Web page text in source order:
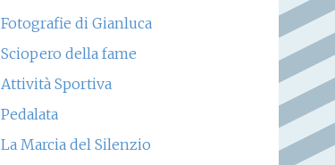
Fotografie di Gianluca
Sciopero della fame
Attività Sportiva
Pedalata
La Marcia del Silenzio